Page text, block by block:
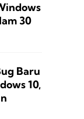
30
Baru
10,